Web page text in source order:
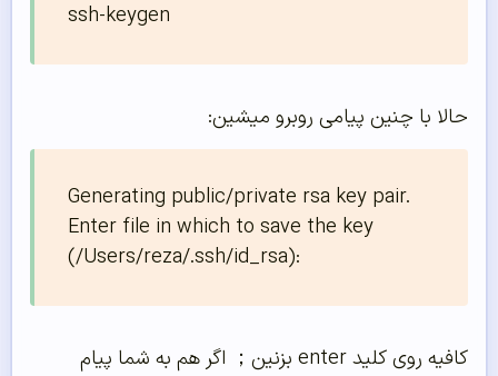
ssh-keygen
حالا با چنین پیامی روبرو میشین:
Generating public/private rsa key pair.
Enter file in which to save the key
(/Users/reza/.ssh/id_rsa):
کافیه روی کلید enter بزنین； اگر هم به شما پیام